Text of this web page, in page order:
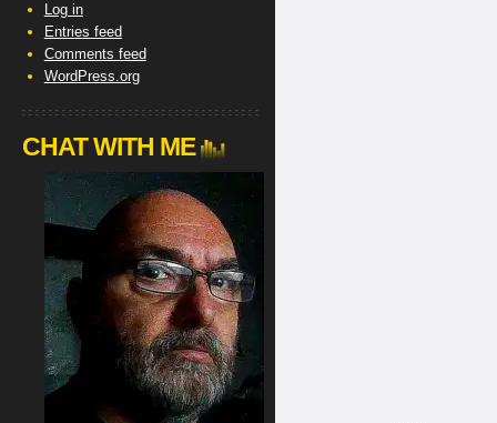
Log in
Entries feed
Comments feed
WordPress.org
CHAT WITH ME